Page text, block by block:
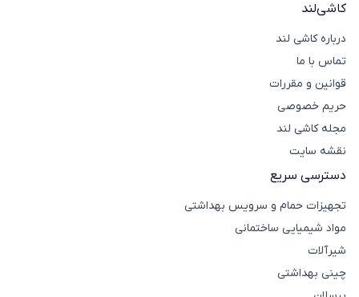
مزایای استفاده از چسب سرامیک کف
سبک و اقتصادی
اجرای آسان با ماله‌ی شانه‌دار
مقاوم در برابر آب و گرما و تغییرات دمایی
کاشی‌لند
درباره کاشی لند
تماس با ما
قوانین و مقررات
حریم خصوصی
مجله کاشی لند
نقشه سایت
دسترسی سریع
تجهیزات حمام و سرویس بهداشتی
مواد شیمیایی ساختمانی
شیرآلات
چینی بهداشتی